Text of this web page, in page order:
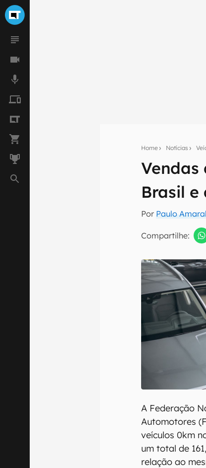
Home Notícias
Vendas
Brasil e
Por Paulo Amaral
Compartilhe:
Assine a
A Federação
Automotores
veículos 0km
um total de
relação ao